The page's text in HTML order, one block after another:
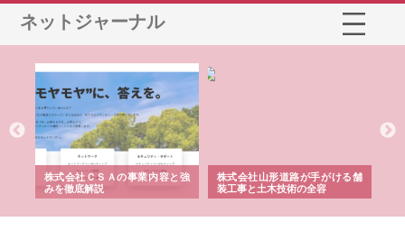
ネットジャーナル
株式会社ＣＳＡの事業内容と強
みを徹底解説
株式会社山形道路が手がける舗
装工事と土木技術の全容